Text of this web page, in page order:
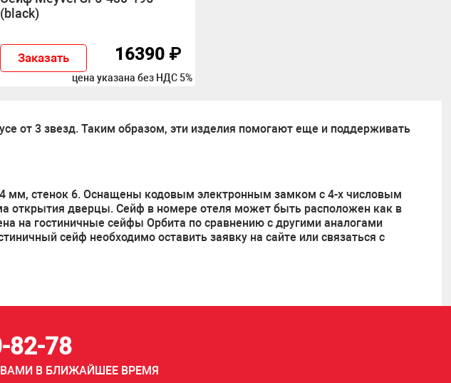
(black)
Заказать 16390 ₽
цена указана без НДС 5%
от 3 звезд. Таким образом, эти изделия помогают еще и поддерживать
мм, стенок 6. Оснащены кодовым электронным замком с 4-х числовым
открытия дверцы. Сейф в номере отеля может быть расположен как в
на гостиничные сейфы Орбита по сравнению с другими аналогами
сейф необходимо оставить заявку на сайте или связаться с
82-78
В БЛИЖАЙШЕЕ ВРЕМЯ